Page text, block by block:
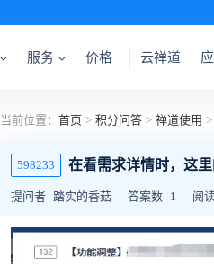
服务 价格 云禅道
当前位置： 首页 > 积分问答 > 禅道使用 >
598233 在看需求详情时，这
提问者 踏实的香菇 答案数 1 阅